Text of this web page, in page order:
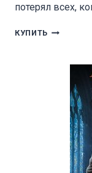
потерял всех,
КУПИТЬ УРОВЕНЬ: